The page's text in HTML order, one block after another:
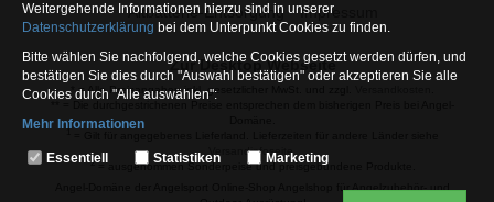
Altbatterie-Entsorgung
Impressum
Zur Desktop Webseite
* = Alle Preisangaben inkl. gesetzlicher MwSt. und zzgl.
Versandinfoseite.
2= ausgenommen Sonderpeise und preisgebundene Produkte.
Weitergehende Informationen hierzu sind in unserer
Datenschutzerklärung bei dem Unterpunkt Cookies zu finden.
Bitte wählen Sie nachfolgend, welche Cookies gesetzt werden dürfen, und
bestätigen Sie dies durch "Auswahl bestätigen" oder akzeptieren Sie alle
Cookies durch "Alle auswählen":
Mehr Informationen
Essentiell
Essentiell Statistiken Marketing